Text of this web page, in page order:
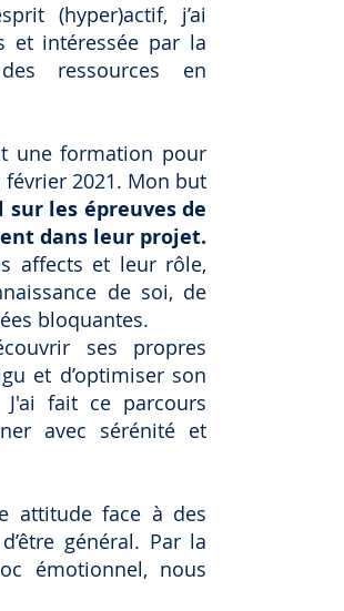
(hyper)actif, j’ai
et intéressée par la
ressources en
une formation pour
février 2021. Mon but
les épreuves de
dans leur projet.
affects et leur rôle,
de soi, de
bloquantes.
ses propres
et d’optimiser son
fait ce parcours
avec sérénité et
attitude face à des
général. Par la
émotionnel, nous